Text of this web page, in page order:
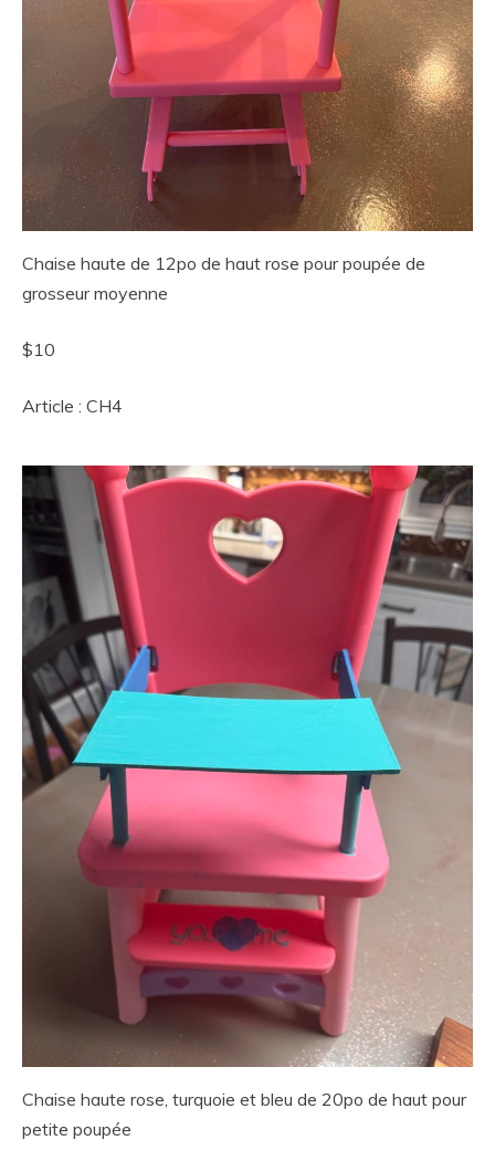
Chaise haute de 12po de haut rose pour poupée de
grosseur moyenne
$10
Article : CH4
Chaise haute rose, turquoie et bleu de 20po de haut pour
petite poupée